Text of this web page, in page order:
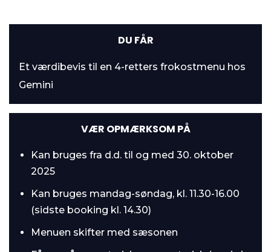
DU FÅR
Et værdibevis til en 4-retters frokostmenu hos
Gemini
VÆR OPMÆRKSOM PÅ
Kan bruges fra d.d. til og med 30. oktober
2025
Kan bruges mandag-søndag, kl. 11.30-16.00
(sidste booking kl. 14.30)
Menuen skifter med sæsonen